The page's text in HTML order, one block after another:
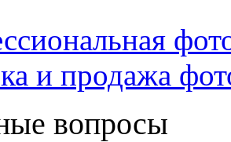
и продажа
вопросы